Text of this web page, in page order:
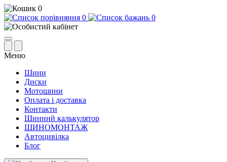
0
0
0
Меню
Шини
Диски
Мотошини
Оплата і доставка
Контакти
Шинний калькулятор
ШИНОМОНТАЖ
Автоцивілка
Блог